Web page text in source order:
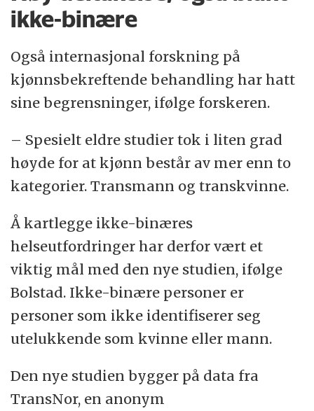
ikke-binære
Også internasjonal forskning på
kjønnsbekreftende behandling har hatt
sine begrensninger, ifølge forskeren.
– Spesielt eldre studier tok i liten grad
høyde for at kjønn består av mer enn to
kategorier. Transmann og transkvinne.
Å kartlegge ikke-binæres
helseutfordringer har derfor vært et
viktig mål med den nye studien, ifølge
Bolstad. Ikke-binære personer er
personer som ikke identifiserer seg
utelukkende som kvinne eller mann.
Den nye studien bygger på data fra
TransNor, en anonym